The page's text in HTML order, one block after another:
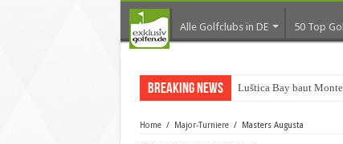
Alle Golfclubs in DE 50 Top
Breaking News Luštica Bay baut
Home / Major-Turniere / Masters Augusta